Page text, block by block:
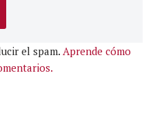
el spam. Aprende cómo